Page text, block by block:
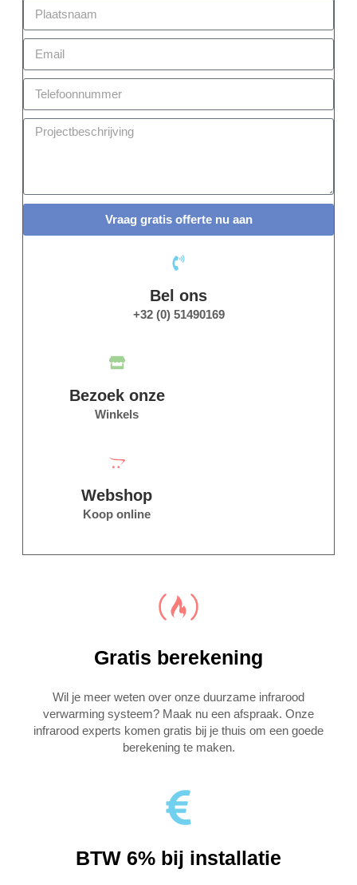
Vraag gratis offerte nu aan
Bel ons
+32 (0) 51490169
Bezoek onze
Winkels
Webshop
Koop online
Gratis berekening
Wil je meer weten over onze duurzame infrarood
verwarming systeem? Maak nu een afspraak. Onze
infrarood experts komen gratis bij je thuis om een goede
berekening te maken.
BTW 6% bij installatie